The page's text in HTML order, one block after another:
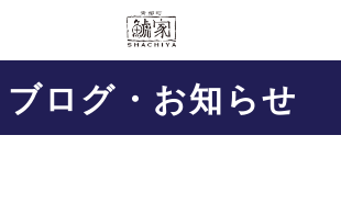
ブログ・お知らせ